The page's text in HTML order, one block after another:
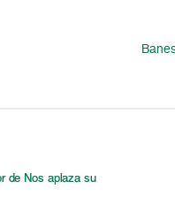
de Nos aplaza su